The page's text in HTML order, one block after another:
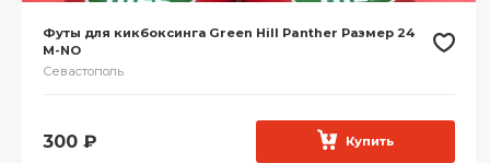
Футы для кикбоксинга Green Hill Panther Размер 24
M-NO
Севастополь
300 ₽ Купить